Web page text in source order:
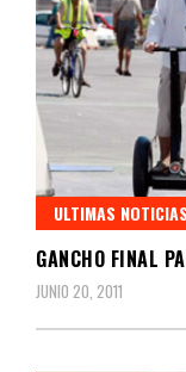
ULTIMAS NOTICIAS
GANCHO FINAL
JUNIO 20, 2011